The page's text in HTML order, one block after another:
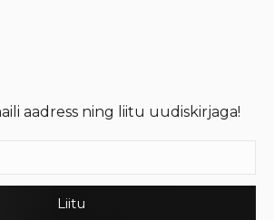
aadress ning liitu uudiskirjaga!